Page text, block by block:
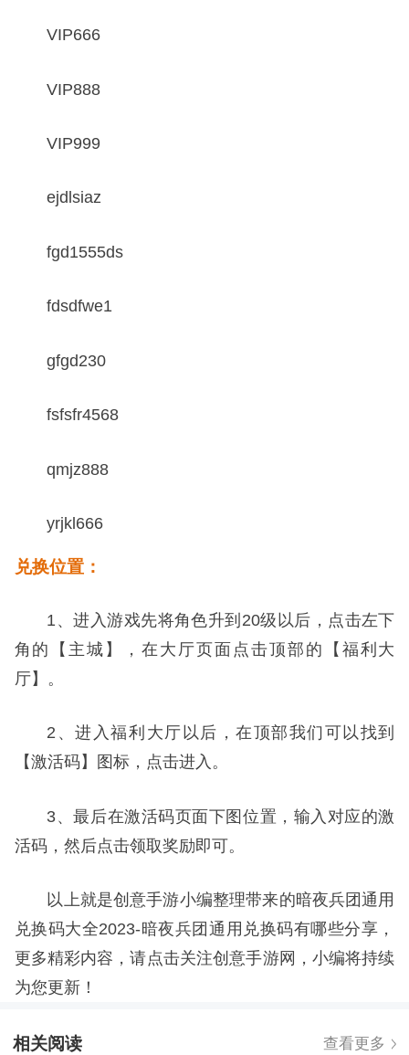
VIP666
VIP888
VIP999
ejdlsiaz
fgd1555ds
fdsdfwe1
gfgd230
fsfsfr4568
qmjz888
yrjkl666
兑换位置：
1、进入游戏先将角色升到20级以后，点击左下
角的【主城】，在大厅页面点击顶部的【福利大
厅】。
2、进入福利大厅以后，在顶部我们可以找到
【激活码】图标，点击进入。
3、最后在激活码页面下图位置，输入对应的激
活码，然后点击领取奖励即可。
以上就是创意手游小编整理带来的暗夜兵团通用
兑换码大全2023-暗夜兵团通用兑换码有哪些分享，
更多精彩内容，请点击关注创意手游网，小编将持续
为您更新！
相关阅读 查看更多